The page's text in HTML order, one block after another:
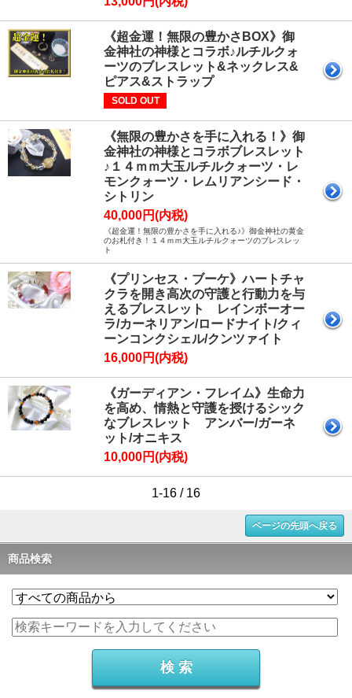
《超金運！無限の豊かさBOX》御
金神社の神様とコラボ♪ルチルクォ
ーツのブレスレット&ネックレス&
ピアス&ストラップ
SOLD OUT
《無限の豊かさを手に入れる！》御
金神社の神様とコラボブレスレット
♪１４ｍｍ大玉ルチルクォーツ・レ
モンクォーツ・レムリアンシード・
シトリン
40,000円(内税)
《超金運！無限の豊かさを手に入れる♪》御金神社の黄金
のお札付き！１４ｍｍ大玉ルチルクォーツのブレスレッ
ト
《プリンセス・ブーケ》ハートチャ
クラを開き高次の守護と行動力を与
えるブレスレット レインボーオー
ラ/カーネリアン/ロードナイト/クィ
ーンコンクシェル/クンツァイト
16,000円(内税)
《ガーディアン・フレイム》生命力
を高め、情熱と守護を授けるシック
なブレスレット アンバー/ガーネ
ット/オニキス
10,000円(内税)
1-16 / 16
ページの先頭へ戻る
商品検索